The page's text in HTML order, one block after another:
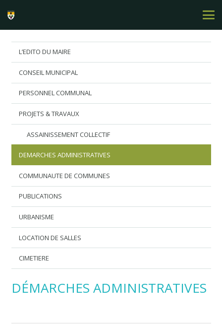
L’EDITO DU MAIRE
CONSEIL MUNICIPAL
PERSONNEL COMMUNAL
PROJETS & TRAVAUX
ASSAINISSEMENT COLLECTIF
DEMARCHES ADMINISTRATIVES
COMMUNAUTE DE COMMUNES
PUBLICATIONS
URBANISME
LOCATION DE SALLES
CIMETIERE
DÉMARCHES ADMINISTRATIVES